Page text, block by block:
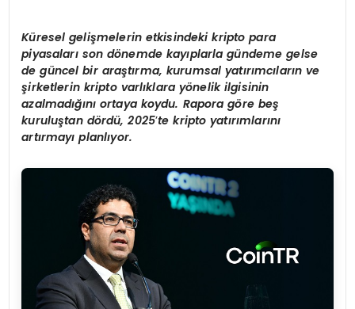
Küresel gelişmelerin etkisindeki kripto para
piyasaları son dönemde kayıplarla gündeme gelse
de güncel bir araştırma, kurumsal yatırımcıların ve
şirketlerin kripto varlıklara yönelik ilgisinin
azalmadığını ortaya koydu. Rapora göre beş
kuruluştan dördü, 2025’te kripto yatırımlarını
artırmayı planlıyor.